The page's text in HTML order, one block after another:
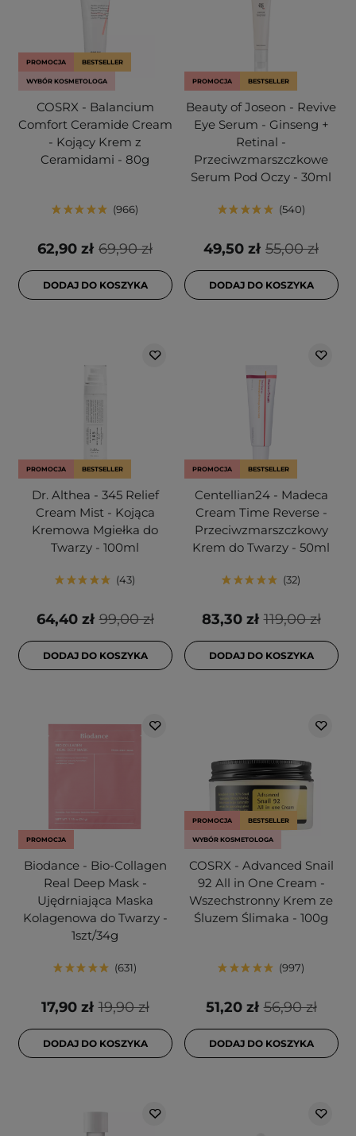
PROMOCJA BESTSELLER
WYBÓR KOSMETOLOGA
COSRX - Balancium
Comfort Ceramide Cream
- Kojący Krem z
Ceramidami - 80g
966
69,90 zł
62,90 zł
DODAJ DO KOSZYKA
PROMOCJA BESTSELLER
Beauty of Joseon - Revive
Eye Serum - Ginseng +
Retinal -
Przeciwzmarszczkowe
Serum Pod Oczy - 30ml
540
55,00 zł
49,50 zł
DODAJ DO KOSZYKA
PROMOCJA BESTSELLER
Dr. Althea - 345 Relief
Cream Mist - Kojąca
Kremowa Mgiełka do
Twarzy - 100ml
43
99,00 zł
64,40 zł
DODAJ DO KOSZYKA
PROMOCJA BESTSELLER
Centellian24 - Madeca
Cream Time Reverse -
Przeciwzmarszczkowy
Krem do Twarzy - 50ml
32
119,00 zł
83,30 zł
DODAJ DO KOSZYKA
PROMOCJA
Biodance - Bio-Collagen
Real Deep Mask -
Ujędrniająca Maska
Kolagenowa do Twarzy -
1szt/34g
631
19,90 zł
17,90 zł
DODAJ DO KOSZYKA
PROMOCJA BESTSELLER
WYBÓR KOSMETOLOGA
COSRX - Advanced Snail
92 All in One Cream -
Wszechstronny Krem ze
Śluzem Ślimaka - 100g
997
56,90 zł
51,20 zł
DODAJ DO KOSZYKA